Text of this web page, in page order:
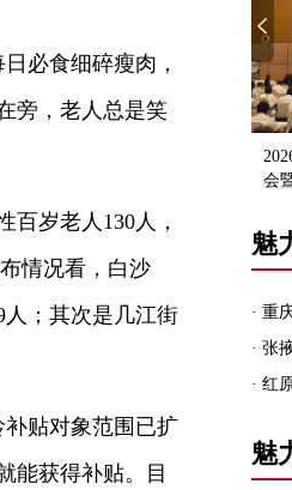
必食细碎瘦肉，
旁，老人总是笑
百岁老人130人，
情况看，白沙
；其次是几江街
贴对象范围已扩
能获得补贴。目